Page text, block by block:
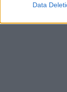
Data